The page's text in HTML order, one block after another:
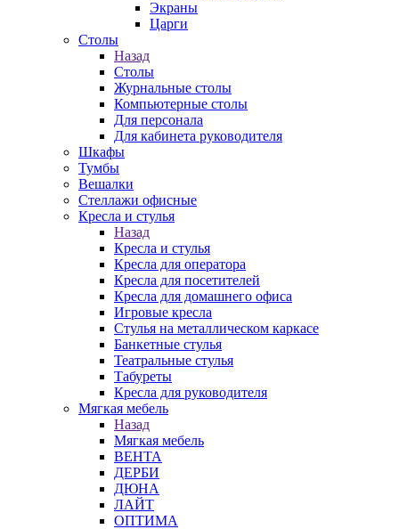
Экраны
Царги
Столы
Назад
Столы
Журнальные столы
Компьютерные столы
Для персонала
Для кабинета руководителя
Шкафы
Тумбы
Вешалки
Стеллажи офисные
Кресла и стулья
Назад
Кресла и стулья
Кресла для оператора
Кресла для посетителей
Кресла для домашнего офиса
Игровые кресла
Стулья на металлическом каркасе
Банкетные стулья
Театральные стулья
Табуреты
Кресла для руководителя
Мягкая мебель
Назад
Мягкая мебель
ВЕНТА
ДЕРБИ
ДЮНА
ЛАЙТ
ОПТИМА